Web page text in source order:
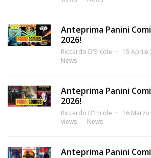
Anteprima Panini
2026!
Riccardo D'Ercole 15 Aprile
News
Anteprima Panini
2026!
Riccardo D'Ercole 16 Marzo
views
News
Anteprima Panini